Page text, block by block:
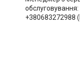
обслуговування
+380683272988